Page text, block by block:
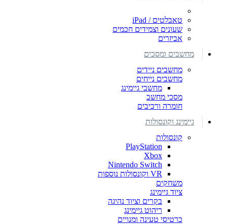
טאבלטים / iPad
שעונים וצמידים חכמים
אביזרים
מחשבים ומסכים
מחשבים ניידים
מחשבים נייחים
מחשבי גיימינג
מסכי מחשב
חומרה ורכיבים
גיימינג וקונסולות
קונסולות
PlayStation
Xbox
Nintendo Switch
VR וקונסולות נוספות
משחקים
ציוד גיימינג
בקרים וציוד נהיגה
ריהוט גיימינג
כרטיסי טעינה ומנויים